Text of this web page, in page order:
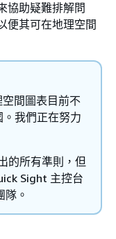
協助疑難排解問
便其可在地理空間
間圖表目前不
。我們正在努力
的所有準則，但
Sight 主控台
。